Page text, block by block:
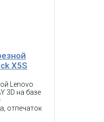
X5F
X5S
Lenovo
3D на базе
отпечаток